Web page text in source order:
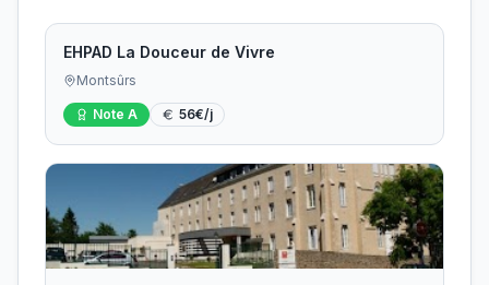
EHPAD La Douceur de Vivre
Montsûrs
Note A 56€/j